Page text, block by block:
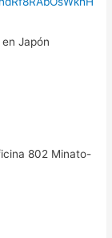
Japón
802 Minato-